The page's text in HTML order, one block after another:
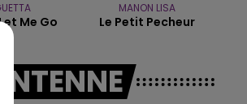
Me Go
MANON LISA
Le Petit Pecheur